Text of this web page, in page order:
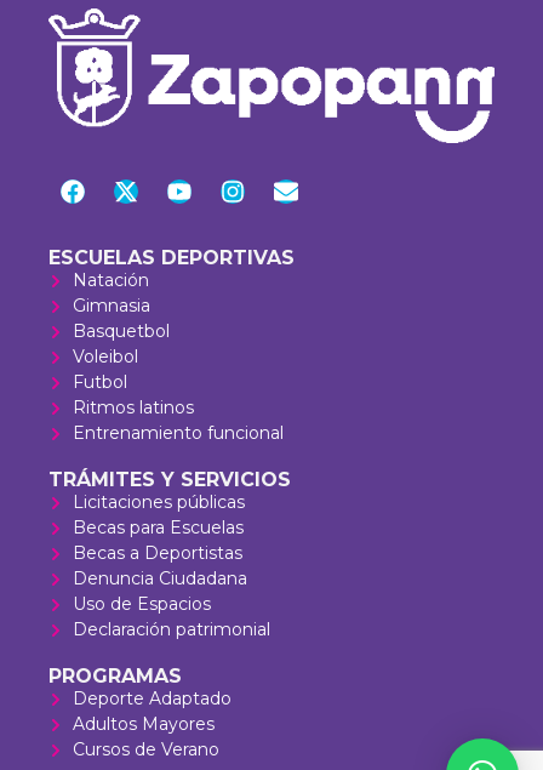
ESCUELAS DEPORTIVAS
Natación
Gimnasia
Basquetbol
Voleibol
Futbol
Ritmos latinos
Entrenamiento funcional
TRÁMITES Y SERVICIOS
Licitaciones públicas
Becas para Escuelas
Becas a Deportistas
Denuncia Ciudadana
Uso de Espacios
Declaración patrimonial
PROGRAMAS
Deporte Adaptado
Adultos Mayores
Cursos de Verano